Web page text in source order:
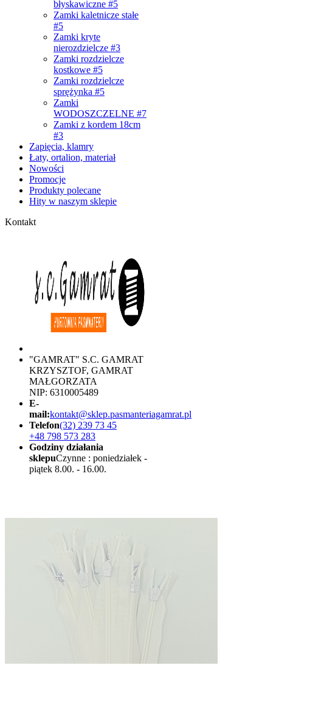
błyskawiczne #5
Zamki kaletnicze stałe
#5
Zamki kryte
nierozdzielcze #3
Zamki rozdzielcze
kostkowe #5
Zamki rozdzielcze
sprężynka #5
Zamki
WODOSZCZELNE #7
Zamki z kordem 18cm
#3
Zapięcia, klamry
Łaty, ortalion, materiał
Nowości
Promocje
Produkty polecane
Hity w naszym sklepie
Kontakt
"GAMRAT" S.C. GAMRAT
KRZYSZTOF, GAMRAT
MAŁGORZATA
NIP: 6310005489
E-
mail:kontakt@sklep.pasmanteriagamrat.pl
Telefon(32) 239 73 45
+48 798 573 283
Godziny działania
sklepuCzynne : poniedziałek -
piątek 8.00. - 16.00.